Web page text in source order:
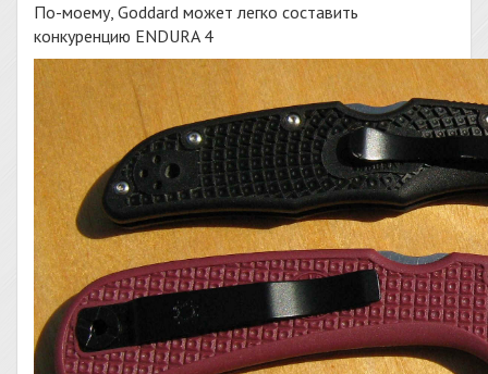
По-моему, Goddard может легко составить
конкуренцию ENDURA 4